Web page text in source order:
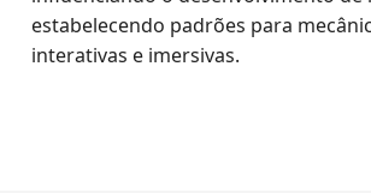
estabelecendo padrões para
interativas e imersivas.